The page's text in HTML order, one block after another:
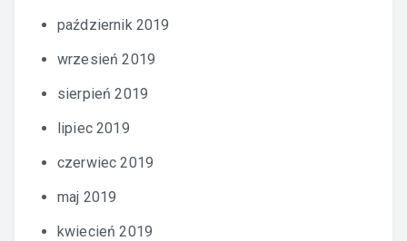
październik 2019
wrzesień 2019
sierpień 2019
lipiec 2019
czerwiec 2019
maj 2019
kwiecień 2019